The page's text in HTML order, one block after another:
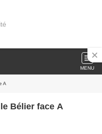
MENU
A
Bélier face A